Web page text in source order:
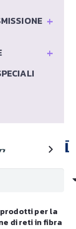
+
+
prodotti per la
di reti in fibra